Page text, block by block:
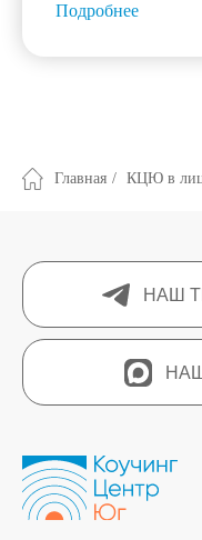
Подробнее
Главная / КЦЮ в
НАШ